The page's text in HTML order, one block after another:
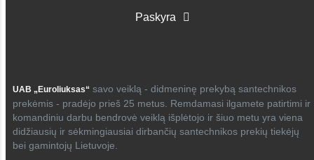
Paskyra
UAB „Euroliuksas“ savo veiklą - didmeninę prekybą santechnikos
prekėmis - pradėjo prieš 25 metus. Remdamasi ilgamete patirtimi ir
komandiniu darbu bendrovė veiklą išplėtojo ir šiuo metu yra viena
didžiausių ir sėkmingiausiai dirbančių santechnikos prekių tiekėjų
bei gamintojų Lietuvoje.